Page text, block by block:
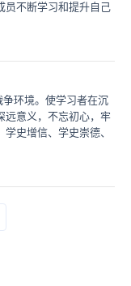
员不断学习和提升自己
环境。使学习者在沉
远意义，不忘初心，牢
史增信、学史崇德、